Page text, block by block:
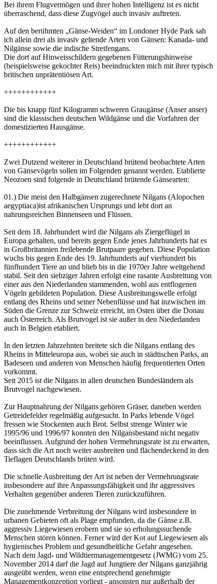
Bei ihrem Flugvermögen und ihrer hohen Intelligenz ist es nicht
überraschend, dass diese Zugvögel auch invasiv auftreten.
Auf den berühmten „Gänse-Weiden“ im Londoner Hyde Park sah
ich allein drei als invasiv geltende Arten von Gänsen: Kanada- und
Nilgänse sowie die indische Streifengans.
Die dort auf Hinweisschildern gegebenen Fütterungshinweise
(beispielsweise gekochter Reis) beeindruckten mich mit ihrer typisch
britischen unprätentiösen Art.
++++++++++++
Die bis knapp fünf Kilogramm schweren Graugänse (Anser anser)
sind die klassischen deutschen Wildgänse und die Vorfahren der
domestizierten Hausgänse.
++++++++++++
Zwei Dutzend weiterer in Deutschland brütend beobachtete Arten
von Gänsevögeln sollen im Folgenden genannt werden. Etablierte
Neozoen sind folgende in Deutschland brütende Gänsearten:
01.) Die meist den Halbgänsen zugerechnete Nilgans (Alopochen
aegyptiaca)ist afrikanischen Ursprungs und lebt dort an
nahrungsreichen Binnenseen und Flüssen.
Seit dem 18. Jahrhundert wird die Nilgans als Ziergeflügel in
Europa gehalten, und bereits gegen Ende jenes Jahrhunderts hat es
in Großbritannien freilebende Brutpaare gegeben. Diese Population
wuchs bis gegen Ende des 19. Jahrhunderts auf vierhundert bis
fünfhundert Tiere an und blieb bis in die 1970er Jahre weitgehend
stabil. Seit den siebziger Jahren erfolgt eine rasante Ausbreitung von
einer aus den Niederlanden stammenden, wohl aus entflogenen
Vögeln gebildeten Population. Diese Ausbreitungswelle erfolgt
entlang des Rheins und seiner Nebenflüsse und hat inzwischen im
Süden die Grenze zur Schweiz erreicht, im Osten über die Donau
auch Österreich. Als Brutvogel ist sie außer in den Niederlanden
auch in Belgien etabliert.
In den letzten Jahrzehnten breitete sich die Nilgans entlang des
Rheins in Mitteleuropa aus, wobei sie auch in städtischen Parks, an
Badeseen und anderen von Menschen häufig frequentierten Orten
vorkommt.
Seit 2015 ist die Nilgans in allen deutschen Bundesländern als
Brutvogel nachgewiesen.
Zur Hauptnahrung der Nilgans gehören Gräser, daneben werden
Getreidefelder regelmäßig aufgesucht. In Parks lebende Vögel
fressen wie Stockenten auch Brot. Selbst strenge Winter wie
1995/96 und 1996/97 konnten den Nilgansbestand nicht negativ
beeinflussen. Aufgrund der hohen Vermehrungsrate ist zu erwarten,
dass sich die Art noch weiter ausbreiten und flächendeckend in den
Tieflagen Deutschlands brüten wird.
Die schnelle Ausbreitung der Art ist neben der Vermehrungsrate
insbesondere auf ihre Anpassungsfähigkeit und ihr aggressives
Verhalten gegenüber anderen Tieren zurückzuführen.
Die zunehmende Verbreitung der Nilgans wird insbesondere in
urbanen Gebieten oft als Plage empfunden, da die Gänse z.B.
aggressiv Liegewiesen erobern und sie so erholungssuchende
Menschen stören können. Ferner wird der Kot auf Liegewiesen als
hygienisches Problem und gesundheitliche Gefahr angesehen.
Nach dem Jagd- und Wildtiermanagementgesetz (JWMG) vom 25.
November 2014 darf die Jagd auf Jungtiere der Nilgans ganzjährig
ausgeübt werden, wenn eine entsprechend genehmigte
Managementkonzeption vorliegt - ansonsten nur außerhalb der